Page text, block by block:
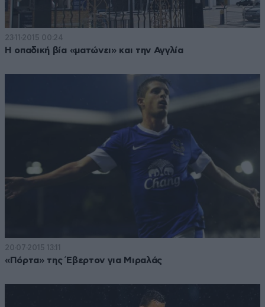
23·11·2015 00:24
Η οπαδική βία «ματώνει» και την Αγγλία
20·07·2015 13:11
«Πόρτα» της Έβερτον για Μιραλάς